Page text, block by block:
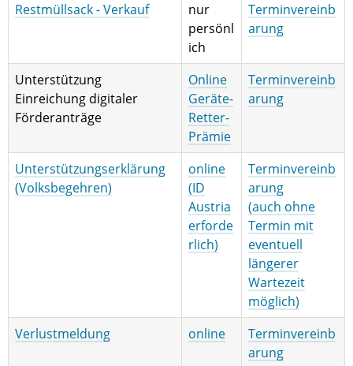
Restmüllsack - Verkauf
nur
persönl
ich
Terminvereinb
arung
Unterstützung
Einreichung digitaler
Förderanträge
Online
Geräte-
Retter-
Prämie
Terminvereinb
arung
Unterstützungserklärung
(Volksbegehren)
online
(ID
Austria
erforde
rlich)
Terminvereinb
arung
(auch ohne
Termin mit
eventuell
längerer
Wartezeit
möglich)
Verlustmeldung
online
Terminvereinb
arung